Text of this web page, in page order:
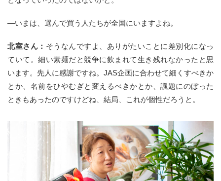
—いまは、選んで買う人たちが全国にいますよね。
北室さん： そうなんですよ、ありがたいことに差別化になっ
ていて。細い素麺だと競争に飲まれて生き残れなかったと思
います。先人に感謝ですね。JAS企画に合わせて細くすべきか
とか、名前をひやむぎと変えるべきかとか、議題にのぼった
ときもあったのですけどね、結局、これが個性だろうと。